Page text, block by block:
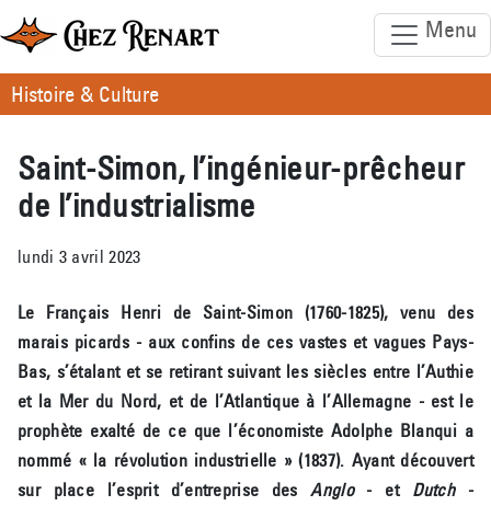
Menu
Histoire & Culture
Saint-Simon, l’ingénieur-prêcheur
de l’industrialisme
lundi 3 avril 2023
Le Français Henri de Saint-Simon (1760-1825), venu des
marais picards - aux confins de ces vastes et vagues Pays-
Bas, s’étalant et se retirant suivant les siècles entre l’Authie
et la Mer du Nord, et de l’Atlantique à l’Allemagne - est le
prophète exalté de ce que l’économiste Adolphe Blanqui a
nommé « la révolution industrielle » (1837). Ayant découvert
sur place l’esprit d’entreprise desAnglo- et Dutch-